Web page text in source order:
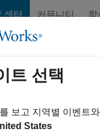
센터 커뮤니티 학
트 선택
보고 지역별 이벤트
States